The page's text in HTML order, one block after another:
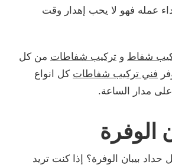
عمله فهو لا يحب إهدار وقت
شفاط و تركيب شفاطات من كل
فني تركيب شفاطات كل انواع
على مدار الساعة.
الوفرة
بيبان الوفرة؟ إذا كنت تريد